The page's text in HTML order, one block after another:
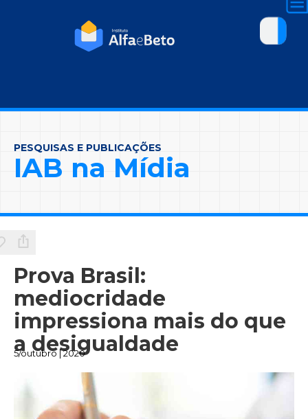
PESQUISAS E PUBLICAÇÕES
IAB na Mídia
Prova Brasil:
mediocridade
impressiona mais do que
a desigualdade
5/outubro | 2020